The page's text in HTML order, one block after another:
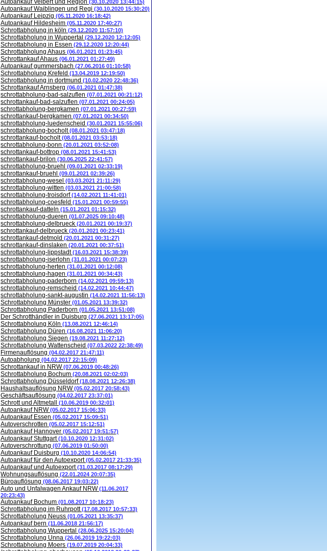
Autoankauf Velbert und Region (30.10.2020 13:44:15)
Autoankauf Waiblingen und Regi (30.10.2020 15:30:20)
Autoankauf Leipzig (05.11.2020 16:18:42)
Autoankauf Hildesheim (05.11.2020 17:40:27)
Schrottabholung in köln (29.12.2020 11:57:10)
Schrottabholung in Wuppertal (29.12.2020 12:12:05)
Schrottabholung in Essen (29.12.2020 12:20:44)
Schrottabholung Ahaus (06.01.2021 01:23:45)
Schrottankauf Ahaus (06.01.2021 01:27:49)
Autoankauf gummersbach (27.06.2016 01:10:58)
Schrottabholung Krefeld (13.04.2019 12:19:50)
Schrottabholung in dortmund (10.02.2020 22:48:36)
Schrottankauf Arnsberg (06.01.2021 01:47:38)
schrottabholung-bad-salzuflen (07.01.2021 00:21:12)
schrottankauf-bad-salzuflen (07.01.2021 00:24:05)
schrottabholung-bergkamen (07.01.2021 00:27:59)
schrottankauf-bergkamen (07.01.2021 00:34:50)
schrottabholung-luedenscheid (30.01.2021 15:55:06)
schrottabholung-bocholt(08.01.2021 03:47:18)
schrottankauf-bocholt(08.01.2021 03:53:18)
schrottabholung-bonn (20.01.2021 03:52:08)
schrottankauf-bottrop (08.01.2021 15:41:53)
schrottankauf-brilon (30.06.2025 22:41:57)
schrottabholung-bruehl (09.01.2021 02:33:19)
schrottankauf-bruehl (09.01.2021 02:39:26)
schrottabholung-wesel (03.03.2021 21:11:29)
schrottabholung-witten (03.03.2021 21:00:58)
schrottabholung-troisdorf(14.02.2021 11:41:01)
schrottabholung-coesfeld (15.01.2021 00:59:55)
schrottankauf-datteln (15.01.2021 01:15:32)
schrottabholung-dueren (01.07.2025 09:10:48)
schrottabholung-delbrueck (20.01.2021 00:19:37)
schrottankauf-delbrueck (20.01.2021 00:23:41)
schrottankauf-detmold (20.01.2021 00:31:27)
schrottankauf-dinslaken (20.01.2021 00:37:51)
schrottabholung-lippstadt(16.03.2021 15:38:39)
schrottabholung-iserlohn (31.01.2021 00:07:23)
schrottabholung-herten (31.01.2021 00:12:08)
schrottabholung-hagen (31.01.2021 00:34:43)
schrottabholung-paderborn (14.02.2021 09:59:13)
schrottabholung-remscheid (14.02.2021 10:44:47)
schrottabholung-sankt-augustin (14.02.2021 11:56:13)
Schrottabholung Münster (01.05.2021 13:39:32)
Schrottabholung Paderborn (01.05.2021 13:51:08)
Der Schrotthändler in Duisburg (27.06.2021 13:17:05)
Schrottabholung Köln (13.08.2021 12:46:14)
Schrottabholung Düren (16.08.2021 11:06:20)
Schrottabholung Siegen (19.08.2021 11:27:12)
Schrottabholung Wattenscheid (07.03.2022 22:38:49)
Firmenauflösung (04.02.2017 21:47:11)
Autoabholung (04.02.2017 22:15:09)
Schrottankauf in NRW(07.06.2019 00:48:26)
Schrottabholung Bochum (20.08.2021 02:02:03)
Schrottabholung Düsseldorf(18.08.2021 12:26:38)
Haushaltsauflösung NRW(05.02.2017 20:58:43)
Geschäftsauflösung (04.02.2017 23:37:01)
Schrott und Altmetall (10.06.2019 00:32:01)
Autoankauf NRW(05.02.2017 15:06:33)
Autoankauf Essen (05.02.2017 15:09:51)
Autoverschrotten (05.02.2017 15:12:51)
Autoankauf Hannover (05.02.2017 19:51:57)
Autoankauf Stuttgart(10.10.2020 12:31:02)
Autoverschrottung (07.06.2019 01:50:00)
Autoankauf Duisburg (10.10.2020 14:06:54)
Autoankauf für den Autoexport(05.02.2017 21:33:35)
Autoankauf und Autoexport(31.03.2017 08:17:29)
Wohnungsauflösung (22.01.2024 20:07:35)
Büroauflösung (08.06.2017 19:03:22)
Auto und Unfalwagen Ankauf NRW(11.06.2017
20:23:43)
Autoankauf Bochum (01.08.2017 10:18:23)
Schrottabholung im Ruhrpott(17.08.2017 10:57:33)
Schrottabholung Neuss (01.05.2021 13:35:37)
Autoankauf bern (11.06.2018 21:56:17)
Schrottabholung Wuppertal (28.06.2025 15:20:04)
Schrottabholung Unna (26.06.2019 19:22:03)
Schrottabholung Moers (19.07.2019 20:04:33)